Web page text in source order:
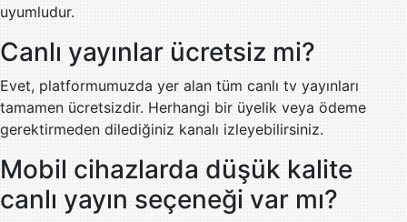
uyumludur.
Canlı yayınlar ücretsiz mi?
Evet, platformumuzda yer alan tüm canlı tv yayınları
tamamen ücretsizdir. Herhangi bir üyelik veya ödeme
gerektirmeden dilediğiniz kanalı izleyebilirsiniz.
Mobil cihazlarda düşük kalite
canlı yayın seçeneği var mı?